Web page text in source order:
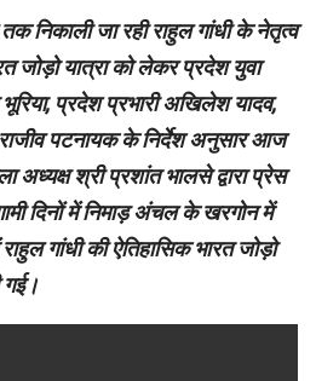
निकाली जा रही राहुल गांधी के नेतृत्व
जोड़ो यात्रा को लेकर प्रदेश युवा
प्रदेश प्रभारी अखिलेश यादव,
राजीव पटनायक के निर्देश अनुसार आज
श्री प्रशांत भालसे द्वारा प्रेस
दिनों में निमाड़ अंचल के खरगोन में
गांधी की ऐतिहासिक भारत जोड़ो
गई।